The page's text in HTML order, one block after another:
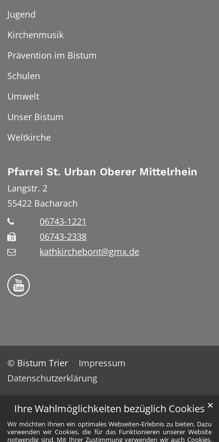
Ihre Wahlmöglichkeiten bezüglich Cookies
Wir möchten Ihnen ein optimales Webseiten-Erlebnis zu bieten. Dazu
verwenden wir Cookies, die für das Funktionieren unserer Website
notwendig sind. Mit Ihrer Zustimmung verwenden wir auch Cookies,
✕
Jugend
Kirchenmusik
Prävention im Bistum
Schulen
Umwelt
Unser Bistum
Weltkirche
Pfarrei St. Urban Oberer Mittelrhein
Langstr. 2
55422 Bacharach
06743-1221
06743-2338
kathkirchebont@gmx.de
Folge uns auf YouTube
© Bistum Trier
Impressum
Datenschutzerklärung